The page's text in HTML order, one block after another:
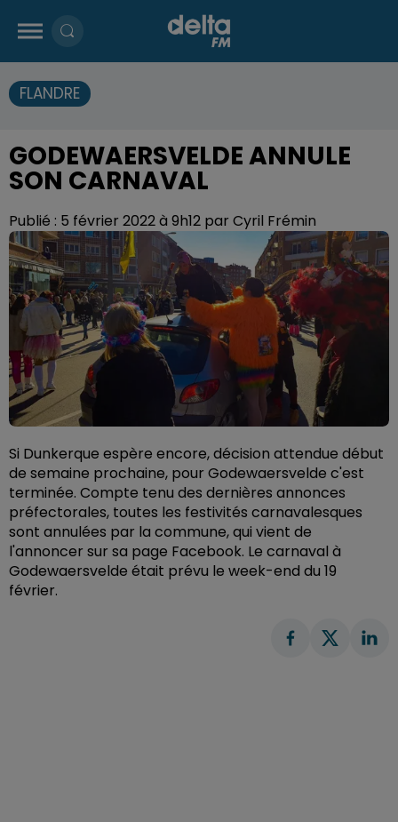
FLANDRE
GODEWAERSVELDE ANNULE
SON CARNAVAL
Publié : 5 février 2022 à 9h12 par Cyril Frémin
Si Dunkerque espère encore, décision attendue début
de semaine prochaine, pour Godewaersvelde c'est
terminée. Compte tenu des dernières annonces
préfectorales, toutes les festivités carnavalesques
sont annulées par la commune, qui vient de
l'annoncer sur sa page Facebook. Le carnaval à
Godewaersvelde était prévu le week-end du 19
février.